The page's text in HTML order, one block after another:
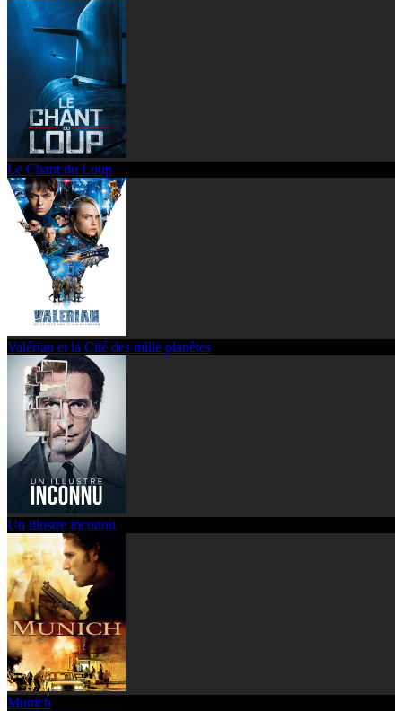
Le Chant du Loup
Valérian et la Cité des mille planètes
Un illustre inconnu
Munich